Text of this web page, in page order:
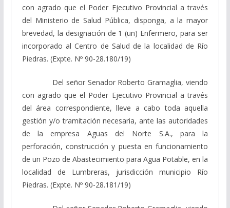
con agrado que el Poder Ejecutivo Provincial a través
del Ministerio de Salud Pública, disponga, a la mayor
brevedad, la designación de 1 (un) Enfermero, para ser
incorporado al Centro de Salud de la localidad de Río
Piedras. (Expte. Nº 90-28.180/19)
Del señor Senador Roberto Gramaglia, viendo
con agrado que el Poder Ejecutivo Provincial a través
del área correspondiente, lleve a cabo toda aquella
gestión y/o tramitación necesaria, ante las autoridades
de la empresa Aguas del Norte S.A., para la
perforación, construcción y puesta en funcionamiento
de un Pozo de Abastecimiento para Agua Potable, en la
localidad de Lumbreras, jurisdicción municipio Río
Piedras. (Expte. Nº 90-28.181/19)